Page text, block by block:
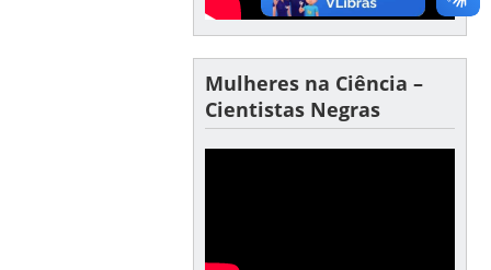
Mulheres na Ciência –
Cientistas Negras